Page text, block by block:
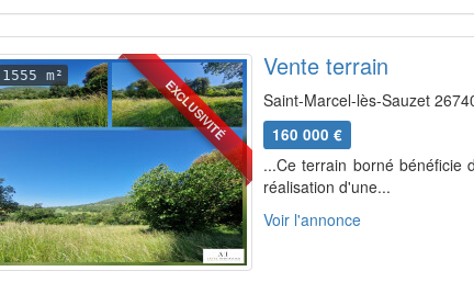
EXCLUSIVITÉ
1555 m² Vente terrain
Saint-Marcel-lès-Sauzet
160 000 €
...Ce terrain borné bénéficie
réalisation d'une...
Voir l'annonce